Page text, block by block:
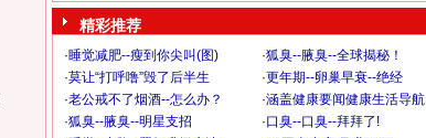
精彩推荐
·睡觉减肥--瘦到你尖叫(图) ·狐臭--腋臭--全球揭秘！
·莫让“打呼噜”毁了后半生 ·更年期--卵巢早衰--绝经
·老公戒不了烟酒--怎么办？ ·涵盖健康要闻健康生活导航
·狐臭--腋臭--明星支招 ·口臭--口臭--拜拜了!